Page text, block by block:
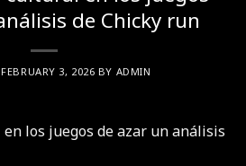
de Chicky run
FEBRUARY 3, 2026 BY ADMIN
los juegos de azar un análisis